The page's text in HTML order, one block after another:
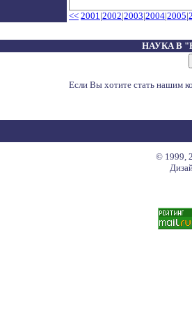
<< 2001|2002|2003|2004|2005|
НАУКА В
Если Вы хотите стать нашим
© 1999,